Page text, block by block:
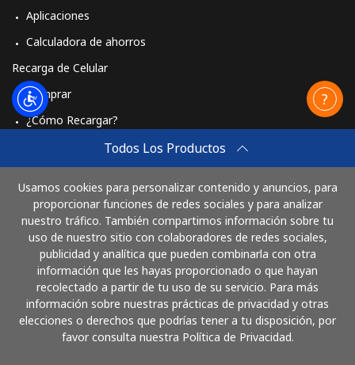
Todos Los Productos
Usamos cookies para personalizar contenido y anuncios, para
proporcionar funciones de redes sociales y para analizar
nuestro tráfico. También compartimos información sobre tu
uso de nuestro sitio con colaboradores de redes sociales,
publicidad y analítica que pueden combinarla con otra
información que les hayas proporcionado o que hayan
recolectado a partir de tu uso de su servicio. Para más
información sobre nuestras prácticas de privacidad y otras
elecciones o derechos que podrías tener a tu disposición, por
favor consulta nuestra Política de Privacidad.
Aplicaciones
Calculadora de ahorros
Recarga de Celular
Comprar
¿Cómo Recargar?
Cómo funciona
Paga con